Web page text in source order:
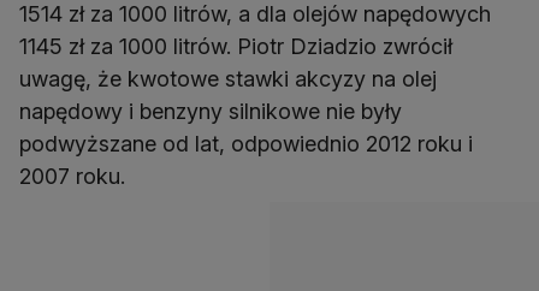
1514 zł za 1000 litrów, a dla olejów napędowych
1145 zł za 1000 litrów. Piotr Dziadzio zwrócił
uwagę, że kwotowe stawki akcyzy na olej
napędowy i benzyny silnikowe nie były
podwyższane od lat, odpowiednio 2012 roku i
2007 roku.